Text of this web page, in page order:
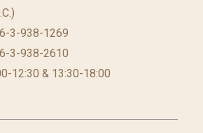
3-938-1269
3-938-2610
12:30 & 13:30-18:00